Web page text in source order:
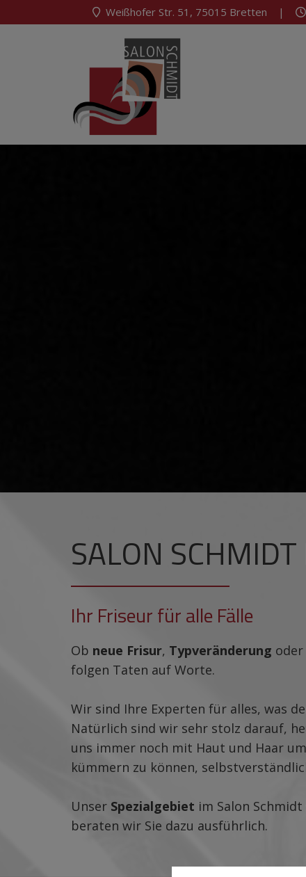
Weißhofer Str. 51, 75015 Bretten |
SALON
Ihr Friseur für alle Fälle
Ob neue Frisur, Typveränderung oder
folgen Taten auf Worte.
Wir sind Ihre Experten für alles, was
Natürlich sind wir sehr stolz darauf,
uns immer noch mit Haut und Haar
kümmern zu können,
Unser Spezialgebiet im Salon Schmidt
beraten wir Sie dazu ausführlich.